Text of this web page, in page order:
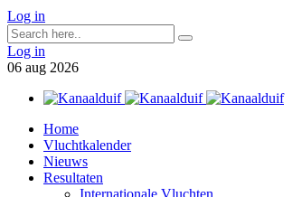
Log in
Log in
06 aug 2026
Home
Vluchtkalender
Nieuws
Resultaten